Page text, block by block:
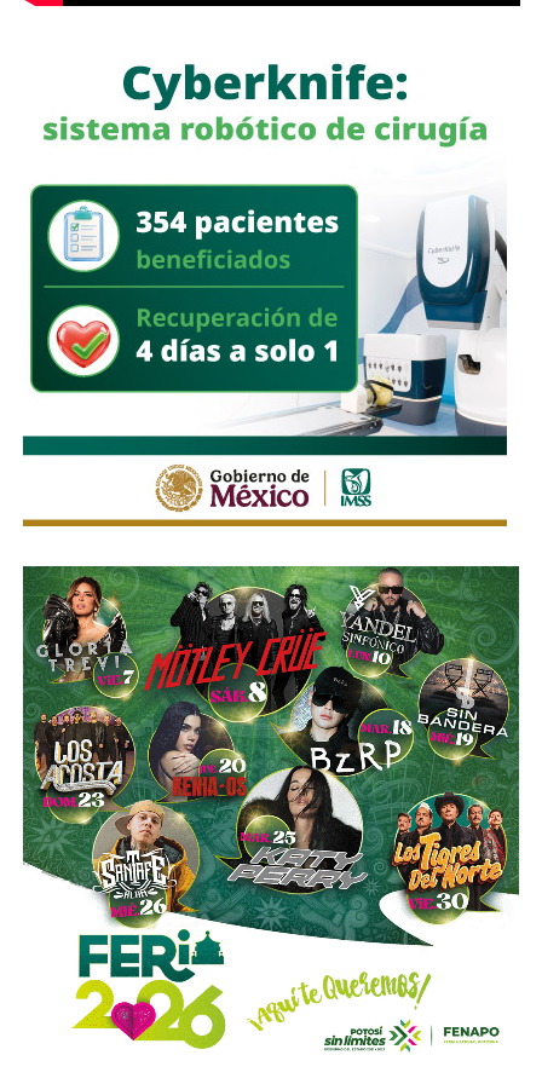
nuestro policía”, afirmóGarcía Cázares, quien llamó a la
ciudadanía a denunciar conductas irregulares de cualquier
corporación policial y habló de una “apertura total” de la
La fiscal señaló que, al momento de su declaración, no
había tenido contacto conVilla Gutiérrez ni con elalcalde
Enrique Galindo Ceballos
También lee:
Fiscalía indaga a policías municipales en
punto de venta de drogas